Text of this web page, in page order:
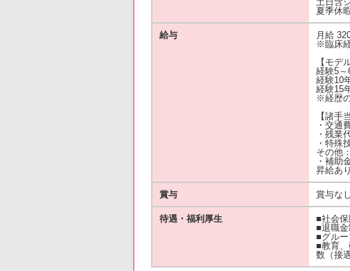
夏季休
給与
月給
※臨床
【モデ
経験5
経験10
経験15
※経歴
【諸手
・交通
・残業
・特殊
その他
・補助
昇給あ
賞与 賞与なし
待遇・福利厚生
■社会
■退職金
■グル
■教育
数（接